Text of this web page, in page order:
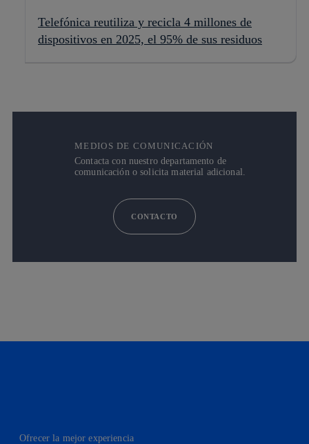
Telefónica reutiliza y recicla 4 millones de
dispositivos en 2025, el 95% de sus residuos
MEDIOS DE COMUNICACIÓN
Contacta con nuestro departamento de
comunicación o solicita material adicional.
CONTACTO
Ofrecer la mejor experiencia